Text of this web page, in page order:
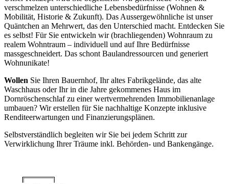
verschmelzen unterschiedliche Lebensbedürfnisse (Wohnen &
Mobilität, Historie & Zukunft). Das Aussergewöhnliche ist unser
Quäntchen an Mehrwert, das den Unterschied macht. Entdecken Sie
es selbst! Für Sie entwickeln wir (brachliegenden) Wohnraum zu
realem Wohntraum – individuell und auf Ihre Bedürfnisse
massgeschneidert. Das schont Baulandressourcen und generiert
Wohnunikate!
Wollen Sie Ihren Bauernhof, Ihr altes Fabrikgelände, das alte
Waschhaus oder Ihr in die Jahre gekommenes Haus im
Dornröschenschlaf zu einer wertvermehrenden Immobilienanlage
umbauen? Wir erstellen für Sie nachhaltige Konzepte inklusive
Renditeerwartungen und Finanzierungsplänen.
Selbstverständlich begleiten wir Sie bei jedem Schritt zur
Verwirklichung Ihrer Träume inkl. Behörden- und Bankengänge.